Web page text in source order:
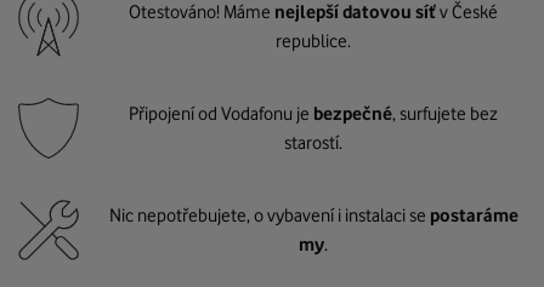
Otestováno! Máme nejlepší datovou síťv České
republice.
Připojení od Vodafonu je bezpečné, surfujete bez
starostí.
Nic nepotřebujete, o vybavení i instalaci se postaráme
my.